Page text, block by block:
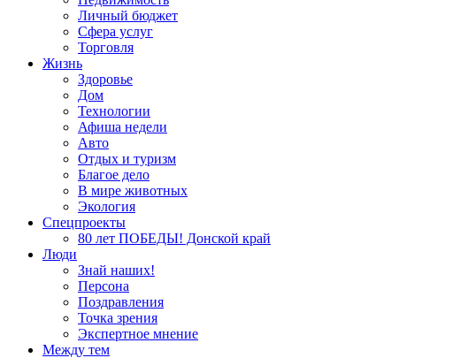
Личный бюджет
Сфера услуг
Торговля
Жизнь
Здоровье
Дом
Технологии
Афиша недели
Авто
Отдых и туризм
Благое дело
В мире животных
Экология
Спецпроекты
80 лет ПОБЕДЫ! Донской край
Люди
Знай наших!
Персона
Поздравления
Точка зрения
Экспертное мнение
Между тем